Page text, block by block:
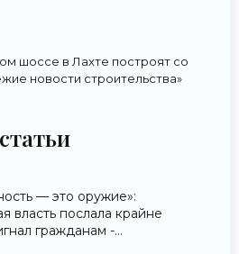
шоссе в Лахте построят со
новости строительства»
— это оружие»:
власть послала крайне
гражданам -